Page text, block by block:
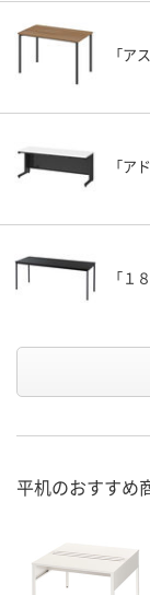
「ア
「
「１
平机のおすすめ